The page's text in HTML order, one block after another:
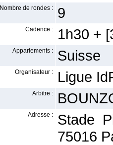
Nombre de rondes : 9
Cadence : 1h30 +
Appariements : Suisse
Organisateur : Ligue
Arbitre :
Adresse :
Stade
75016